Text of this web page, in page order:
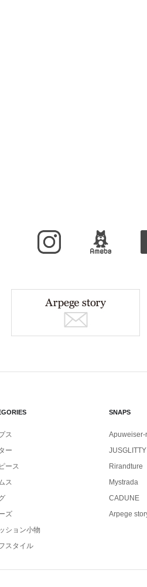
ス
ー
ース
ス
ズ
ション小物
スタイル
SNAPS
Apuweiser-
JUSGLITTY
Rirandture
Mystrada
CADUNE
Arpege